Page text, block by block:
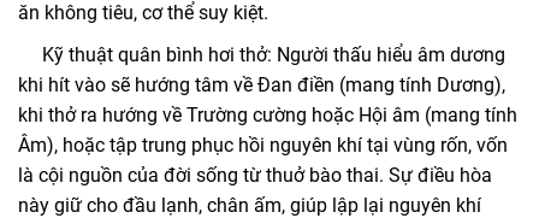
ăn không tiêu, cơ thể suy kiệt.
Kỹ thuật quân bình hơi thở: Người thấu hiểu âm dương
khi hít vào sẽ hướng tâm về Đan điền (mang tính Dương),
khi thở ra hướng về Trường cường hoặc Hội âm (mang tính
Âm), hoặc tập trung phục hồi nguyên khí tại vùng rốn, vốn
là cội nguồn của đời sống từ thuở bào thai. Sự điều hòa
này giữ cho đầu lạnh, chân ấm, giúp lập lại nguyên khí